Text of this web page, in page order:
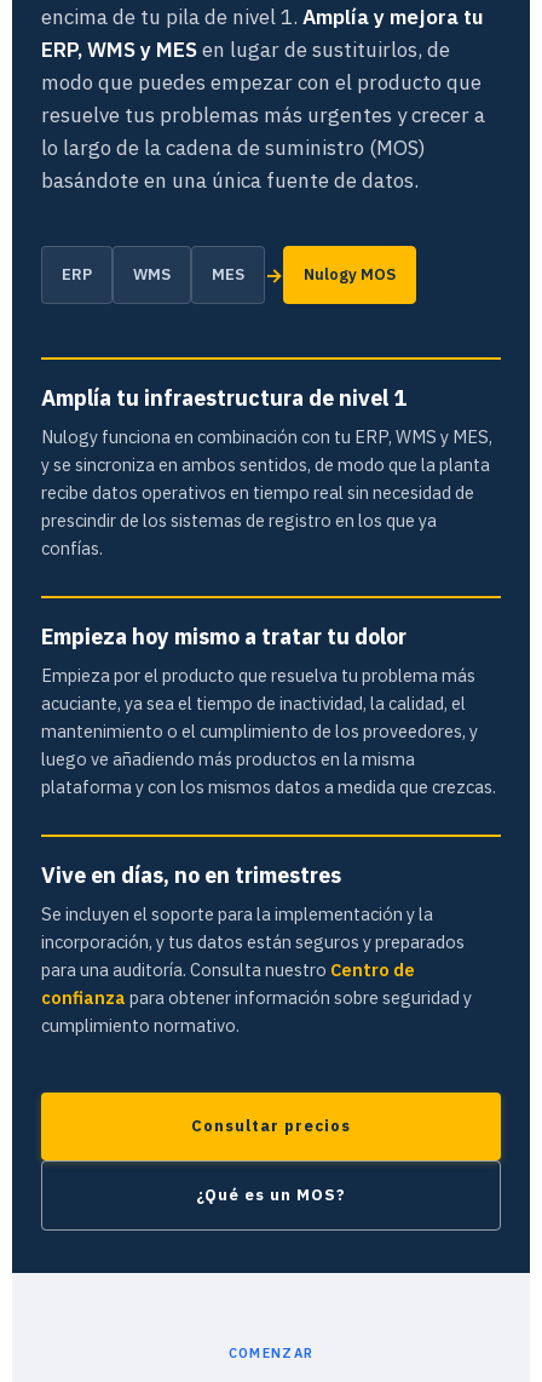
encima de tu pila de nivel 1. Amplía y mejora tu
ERP, WMS y MESen lugar de sustituirlos, de
modo que puedes empezar con el producto que
resuelve tus problemas más urgentes y crecer a
lo largo de la cadena de suministro (MOS)
basándote en una única fuente de datos.
ERP WMS MES → Nulogy MOS
Amplía tu infraestructura de nivel 1
Nulogy funciona en combinación con tu ERP, WMS y MES,
y se sincroniza en ambos sentidos, de modo que la planta
recibe datos operativos en tiempo real sin necesidad de
prescindir de los sistemas de registro en los que ya
confías.
Empieza hoy mismo a tratar tu dolor
Empieza por el producto que resuelva tu problema más
acuciante, ya sea el tiempo de inactividad, la calidad, el
mantenimiento o el cumplimiento de los proveedores, y
luego ve añadiendo más productos en la misma
plataforma y con los mismos datos a medida que crezcas.
Vive en días, no en trimestres
Se incluyen el soporte para la implementación y la
incorporación, y tus datos están seguros y preparados
para una auditoría. Consulta nuestro Centro de
confianza para obtener información sobre seguridad y
cumplimiento normativo.
Consultar precios
¿Qué es un MOS?
COMENZAR